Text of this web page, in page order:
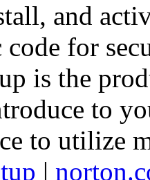
and
code for
is the
to
to utilize
|